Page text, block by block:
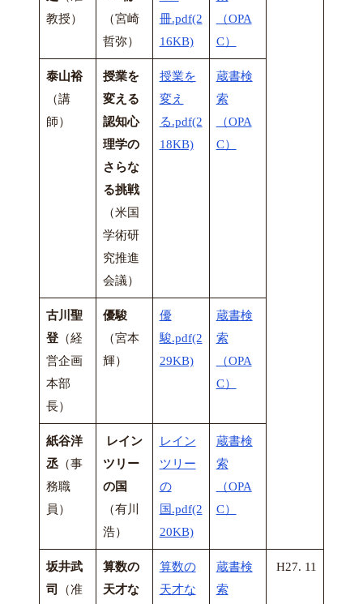
教授）
（宮崎
哲弥）
冊.pdf(2
16KB)
（OPA
C）
泰山裕
（講
師）
授業を
変える
認知心
理学の
さらな
る挑戦
（米国
学術研
究推進
会議）
授業を
変え
る.pdf(2
18KB)
蔵書検
索
（OPA
C）
古川聖
登（経
営企画
本部
長）
優駿
（宮本
輝）
優
駿.pdf(2
29KB)
蔵書検
索
（OPA
C）
紙谷洋
丞（事
務職
員）
レイン
ツリー
の国
（有川
浩）
レイン
ツリー
の
国.pdf(2
20KB)
蔵書検
索
（OPA
C）
坂井武
司
（准
算数の
天才な
算数の
天才な
蔵書検
索
H27. 11